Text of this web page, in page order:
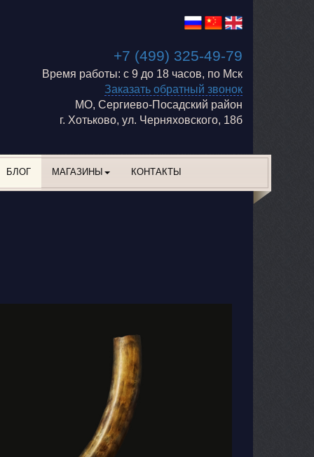
+7 (499) 325-49-79
Время работы: с 9 до 18 часов, по Мск
Заказать обратный звонок
МО, Сергиево-Посадский район
г. Хотьково, ул. Черняховского, 18б
БЛОГ МАГАЗИНЫ КОНТАКТЫ